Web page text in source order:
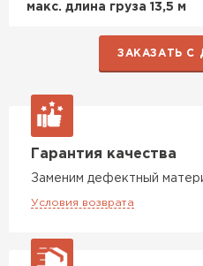
макс. длина груза 13,5 м
ЗАКАЗАТЬ С
Гарантия качества
Заменим дефектный
Условия возврата